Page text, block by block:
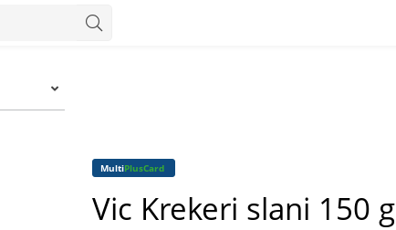
MultiPlusCard
Vic Krekeri slani 150 g